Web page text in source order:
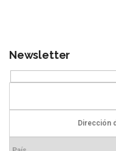
Newsletter